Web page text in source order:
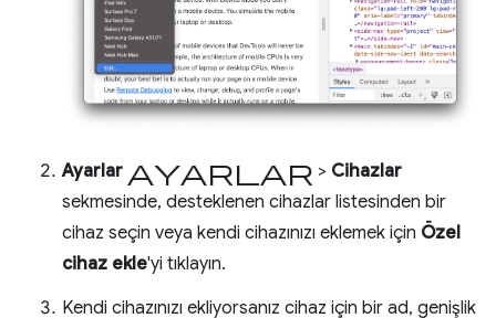
Ayarlar ayarlar > Cihazlar
sekmesinde, desteklenen cihazlar listesinden bir
cihaz seçin veya kendi cihazınızı eklemek için Özel
cihaz ekle'yi tıklayın.
Kendi cihazınızı ekliyorsanız cihaz için bir ad, genişlik